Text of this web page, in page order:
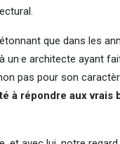
que dans les
un·e architecte ayant
pas pour son
à répondre aux vrais